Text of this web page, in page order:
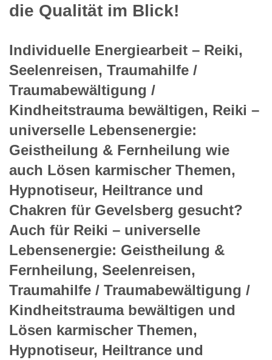
die Qualität im Blick!
Individuelle Energiearbeit – Reiki,
Seelenreisen, Traumahilfe /
Traumabewältigung /
Kindheitstrauma bewältigen, Reiki –
universelle Lebensenergie:
Geistheilung & Fernheilung wie
auch Lösen karmischer Themen,
Hypnotiseur, Heiltrance und
Chakren für Gevelsberg gesucht?
Auch für Reiki – universelle
Lebensenergie: Geistheilung &
Fernheilung, Seelenreisen,
Traumahilfe / Traumabewältigung /
Kindheitstrauma bewältigen und
Lösen karmischer Themen,
Hypnotiseur, Heiltrance und